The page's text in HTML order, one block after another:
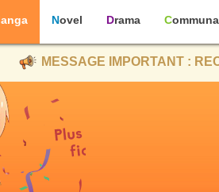
Manga Novel Drama
MESSAGE IMPORTANT :